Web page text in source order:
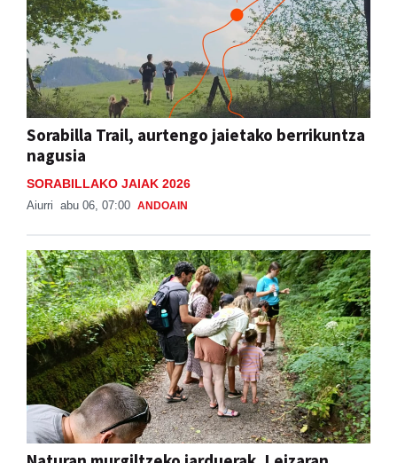
Sorabilla Trail, aurtengo jaietako berrikuntza
nagusia
SORABILLAKO JAIAK 2026
Aiurri abu 06, 07:00 ANDOAIN